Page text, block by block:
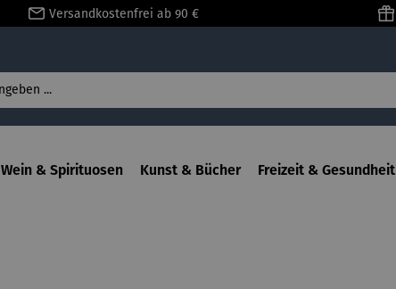
Versandkostenfrei ab 90 €
Wein & Spirituosen Kunst & Bücher Freizeit & Gesundheit